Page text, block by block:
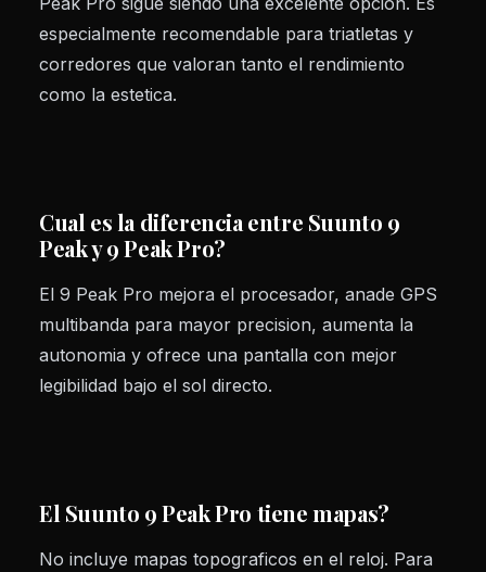
especialmente recomendable para triatletas y
corredores que valoran tanto el rendimiento
como la estetica.
Cual es la diferencia entre Suunto 9
Peak y 9 Peak Pro?
El 9 Peak Pro mejora el procesador, anade GPS
multibanda para mayor precision, aumenta la
autonomia y ofrece una pantalla con mejor
legibilidad bajo el sol directo.
El Suunto 9 Peak Pro tiene mapas?
No incluye mapas topograficos en el reloj. Para